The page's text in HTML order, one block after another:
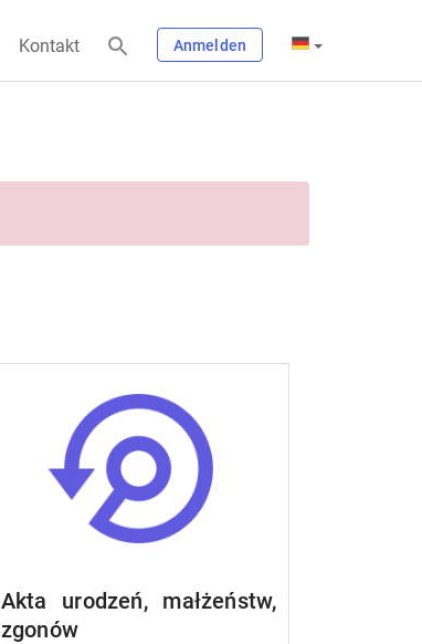
Kontakt Anmelden
Akta urodzeń, małżeństw,
zgonów